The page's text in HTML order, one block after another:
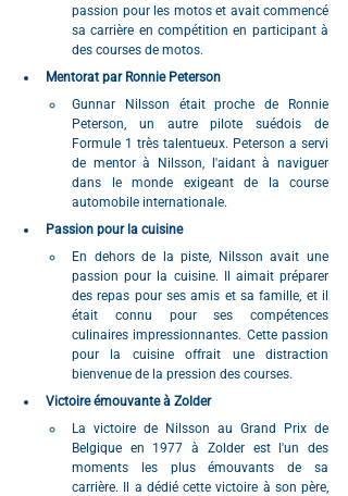
passion pour les motos et avait commencé
sa carrière en compétition en participant à
des courses de motos.
Mentorat par Ronnie Peterson
Gunnar Nilsson était proche de Ronnie
Peterson, un autre pilote suédois de
Formule 1 très talentueux. Peterson a servi
de mentor à Nilsson, l'aidant à naviguer
dans le monde exigeant de la course
automobile internationale.
Passion pour la cuisine
En dehors de la piste, Nilsson avait une
passion pour la cuisine. Il aimait préparer
des repas pour ses amis et sa famille, et il
était connu pour ses compétences
culinaires impressionnantes. Cette passion
pour la cuisine offrait une distraction
bienvenue de la pression des courses.
Victoire émouvante à Zolder
La victoire de Nilsson au Grand Prix de
Belgique en 1977 à Zolder est l'un des
moments les plus émouvants de sa
carrière. Il a dédié cette victoire à son père,